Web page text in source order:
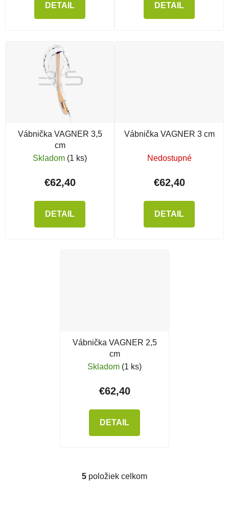
DETAIL DETAIL
Vábnička VAGNER 3,5
cm
Skladom (1 ks)
€62,40
DETAIL
Vábnička VAGNER 3 cm
Nedostupné
€62,40
DETAIL
Vábnička VAGNER 2,5
cm
Skladom (1 ks)
€62,40
DETAIL
Ovládacie prvky výpisu
5 položiek celkom